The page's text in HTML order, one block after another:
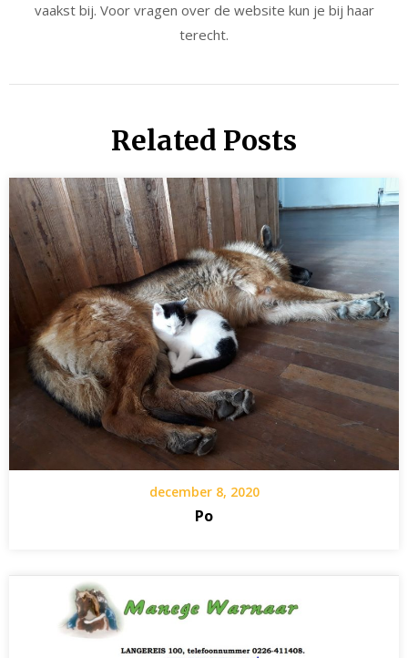
vaakst bij. Voor vragen over de website kun je bij haar
terecht.
Related Posts
december 8, 2020
Po